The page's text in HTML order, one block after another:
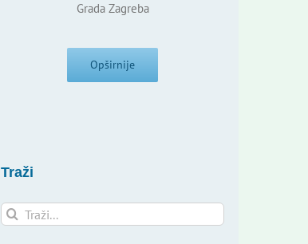
Grada Zagreba
Opširnije
Traži
Traži...